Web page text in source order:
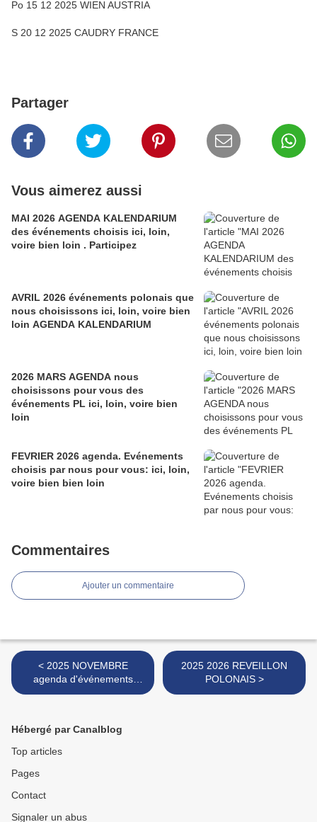
Po 15 12 2025 WIEN AUSTRIA
S 20 12 2025 CAUDRY FRANCE
Partager
Vous aimerez aussi
MAI 2026 AGENDA KALENDARIUM
des événements choisis ici, loin,
voire bien loin . Participez
AVRIL 2026 événements polonais que
nous choisissons ici, loin, voire bien
loin AGENDA KALENDARIUM
2026 MARS AGENDA nous
choisissons pour vous des
événements PL ici, loin, voire bien
loin
FEVRIER 2026 agenda. Evénements
choisis par nous pour vous: ici, loin,
voire bien bien loin
Commentaires
Ajouter un commentaire
< 2025 NOVEMBRE
agenda d'événements
choisi par nous pour vous ,
2025 2026 REVEILLON
POLONAIS >
Hébergé par Canalblog
Top articles
Pages
Contact
Signaler un abus